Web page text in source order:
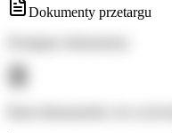
Dokumenty przetargu